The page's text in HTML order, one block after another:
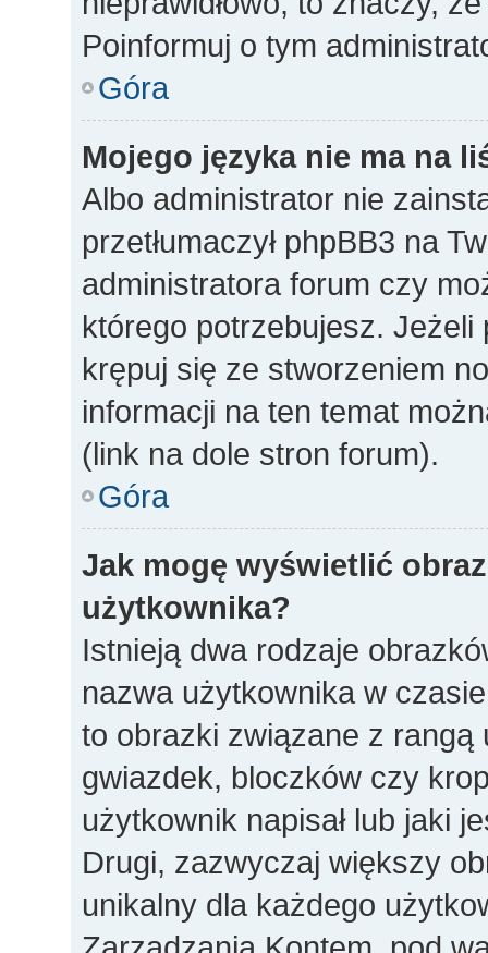
Poinformuj o tym
Góra
Mojego języka nie ma na
Albo administrator nie
przetłumaczył phpBB3 na
administratora forum czy
którego potrzebujesz.
krępuj się ze stworzeniem
informacji na ten temat
(link na dole stron forum).
Góra
Jak mogę wyświetlić
użytkownika?
Istnieją dwa rodzaje
nazwa użytkownika w
to obrazki związane z
gwiazdek, bloczków czy
użytkownik napisał lub jaki
Drugi, zazwyczaj większy
unikalny dla każdego